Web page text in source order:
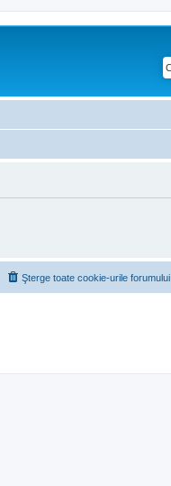
Şterge toate cookie-urile forumului